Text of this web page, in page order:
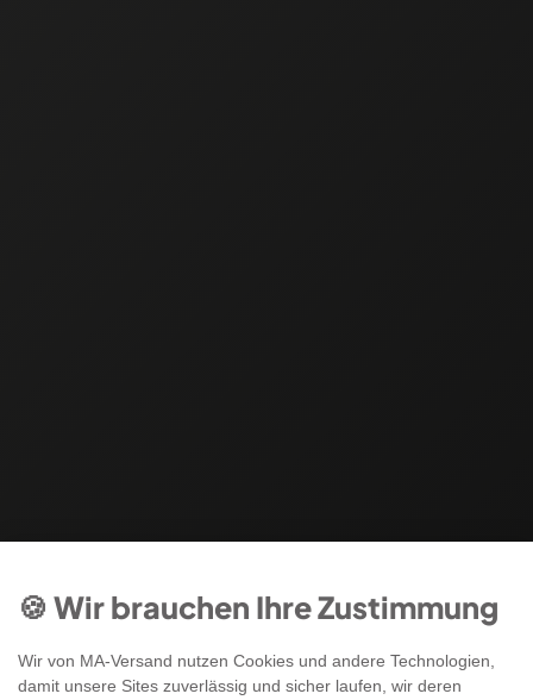
🍪 Wir brauchen Ihre Zustimmung
Wir von MA-Versand nutzen Cookies und andere Technologien,
damit unsere Sites zuverlässig und sicher laufen, wir deren